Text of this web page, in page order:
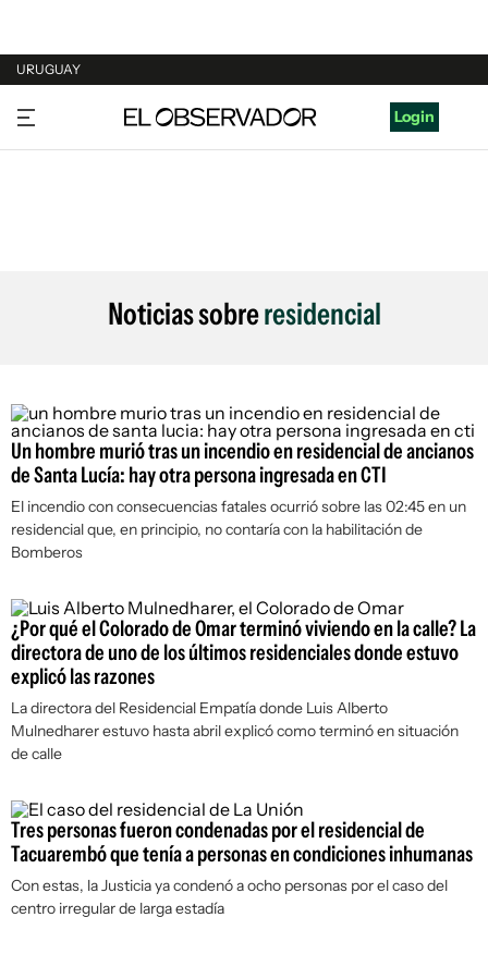
URUGUAY
URUGUAY
ARGENTINA
Login
Noticias sobreresidencial
Un hombre murió tras un incendio en residencial de ancianos
de Santa Lucía: hay otra persona ingresada en CTI
El incendio con consecuencias fatales ocurrió sobre las 02:45 en un
residencial que, en principio, no contaría con la habilitación de
Bomberos
¿Por qué el Colorado de Omar terminó viviendo en la calle? La
directora de uno de los últimos residenciales donde estuvo
explicó las razones
La directora del Residencial Empatía donde Luis Alberto
Mulnedharer estuvo hasta abril explicó como terminó en situación
de calle
Tres personas fueron condenadas por el residencial de
Tacuarembó que tenía a personas en condiciones inhumanas
Con estas, la Justicia ya condenó a ocho personas por el caso del
centro irregular de larga estadía